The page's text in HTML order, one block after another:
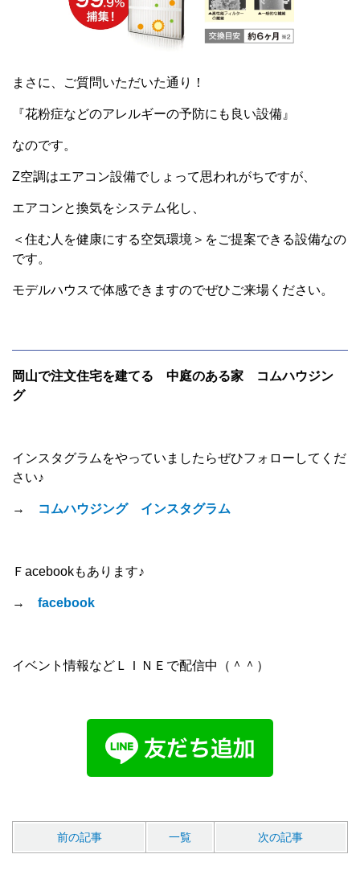
まさに、ご質問いただいた通り！
『花粉症などのアレルギーの予防にも良い設備』
なのです。
Z空調はエアコン設備でしょって思われがちですが、
エアコンと換気をシステム化し、
＜住む人を健康にする空気環境＞をご提案できる設備なの
です。
モデルハウスで体感できますのでぜひご来場ください。
岡山で注文住宅を建てる 中庭のある家 コムハウジン
グ
インスタグラムをやっていましたらぜひフォローしてくだ
さい♪
→ コムハウジング インスタグラム
Ｆacebookもあります♪
→ facebook
イベント情報などＬＩＮＥで配信中（＾＾）
前の記事 一覧 次の記事